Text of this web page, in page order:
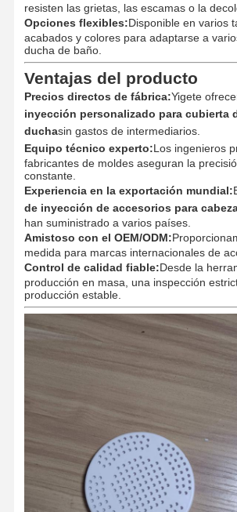
Inicio Productos
Sobre
Control De
Contacto
Ahora Charle
Molde de inyección de plástico
Molde para electrodomésticos
Moldeo por inyección médico
En el hogar, moho por inyección
molde de inyección personalizado
resisten las grietas, las escamas o la
Opciones flexibles:Disponible en varios
acabados y colores para adaptarse a
ducha de baño.
Ventajas del producto
Precios directos de fábrica:Yigete ofrece
inyección personalizado para cubierta
duchasin gastos de intermediarios.
Equipo técnico experto:Los ingenieros
fabricantes de moldes aseguran la
constante.
Experiencia en la exportación mundial:
de inyección de accesorios para
han suministrado a varios países.
Amistoso con el OEM/ODM:
medida para marcas internacionales de
Control de calidad fiable:Desde la
producción en masa, una inspección
producción estable.